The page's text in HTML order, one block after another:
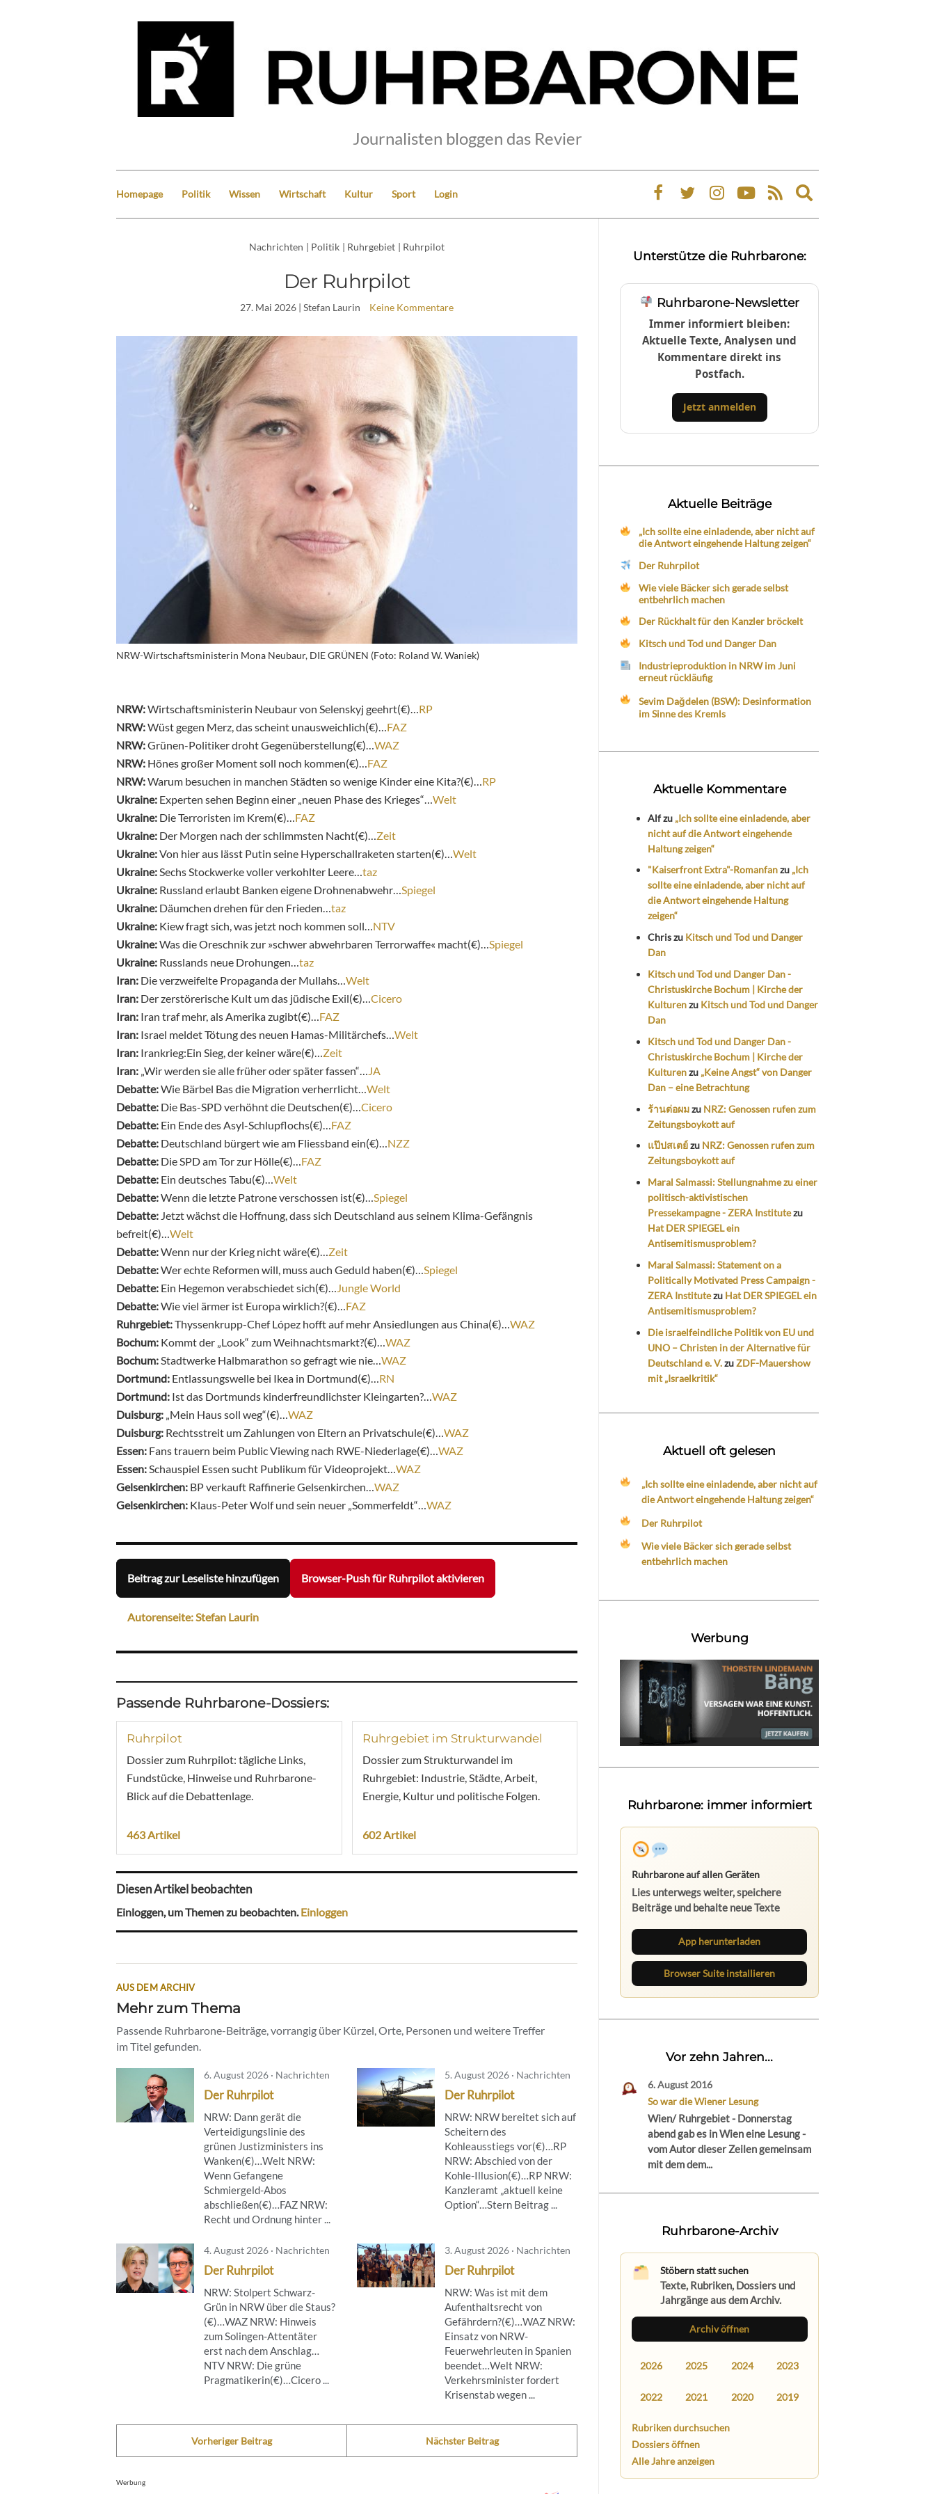
Journalisten bloggen das Revier
Homepage Politik Wissen Wirtschaft Kultur Sport Login
Expand
search
Nachrichten | Politik | Ruhrgebiet | Ruhrpilot
Der Ruhrpilot
27. Mai 2026 | Stefan Laurin Keine Kommentare
NRW-Wirtschaftsministerin Mona Neubaur, DIE GRÜNEN (Foto: Roland W. Waniek)
NRW:Wirtschaftsministerin Neubaur von Selenskyj geehrt(€)… RP
NRW:Wüst gegen Merz, das scheint unausweichlich(€)… FAZ
NRW:Grünen-Politiker droht Gegenüberstellung(€)… WAZ
NRW: Hönes großer Moment soll noch kommen(€)… FAZ
NRW:Warum besuchen in manchen Städten so wenige Kinder eine Kita?(€)… RP
Ukraine: Experten sehen Beginn einer „neuen Phase des Krieges“… Welt
Ukraine: Die Terroristen im Krem(€)… FAZ
Ukraine: Der Morgen nach der schlimmsten Nacht(€)… Zeit
Ukraine:Von hier aus lässt Putin seine Hyperschallraketen starten(€)… Welt
Ukraine: Sechs Stockwerke voller verkohlter Leere… taz
Ukraine: Russland erlaubt Banken eigene Drohnenabwehr… Spiegel
Ukraine: Däumchen drehen für den Frieden… taz
Ukraine: Kiew fragt sich, was jetzt noch kommen soll… NTV
Ukraine:Was die Oreschnik zur »schwer abwehrbaren Terrorwaffe« macht(€)… Spiegel
Ukraine: Russlands neue Drohungen… taz
Iran: Die verzweifelte Propaganda der Mullahs… Welt
Iran: Der zerstörerische Kult um das jüdische Exil(€)… Cicero
Iran: Iran traf mehr, als Amerika zugibt(€)… FAZ
Iran: Israel meldet Tötung des neuen Hamas-Militärchefs… Welt
Iran: Irankrieg:Ein Sieg, der keiner wäre(€)… Zeit
Iran: „Wir werden sie alle früher oder später fassen“…
JA
Debatte:Wie Bärbel Bas die Migration verherrlicht… Welt
Debatte: Die Bas-SPD verhöhnt die Deutschen(€)… Cicero
Debatte: Ein Ende des Asyl-Schlupflochs(€)… FAZ
Debatte: Deutschland bürgert wie am Fliessband ein(€)… NZZ
Debatte: Die SPD am Tor zur Hölle(€)… FAZ
Debatte: Ein deutsches Tabu(€)… Welt
Debatte:Wenn die letzte Patrone verschossen ist(€)… Spiegel
Debatte: Jetzt wächst die Hoffnung, dass sich Deutschland aus seinem Klima-Gefängnis
befreit(€)… Welt
Debatte:Wenn nur der Krieg nicht wäre(€)… Zeit
Debatte:Wer echte Reformen will, muss auch Geduld haben(€)… Spiegel
Debatte: Ein Hegemon verabschiedet sich(€)…
Jungle World
Debatte:Wie viel ärmer ist Europa wirklich?(€)… FAZ
Ruhrgebiet:Thyssenkrupp-Chef López hofft auf mehr Ansiedlungen aus China(€)… WAZ
Bochum: Kommt der „Look“ zum Weihnachtsmarkt?(€)… WAZ
Bochum: Stadtwerke Halbmarathon so gefragt wie nie… WAZ
Dortmund: Entlassungswelle bei Ikea in Dortmund(€)… RN
Dortmund: Ist das Dortmunds kinderfreundlichster Kleingarten?… WAZ
Duisburg: „Mein Haus soll weg“(€)… WAZ
Duisburg: Rechtsstreit um Zahlungen von Eltern an Privatschule(€)… WAZ
Essen: Fans trauern beim Public Viewing nach RWE-Niederlage(€)… WAZ
Essen: Schauspiel Essen sucht Publikum für Videoprojekt… WAZ
Gelsenkirchen: BP verkauft Raffinerie Gelsenkirchen… WAZ
Gelsenkirchen: Klaus-Peter Wolf und sein neuer „Sommerfeldt“… WAZ
Beitrag zur Leseliste hinzufügen Browser-Push für Ruhrpilot aktivieren
Autorenseite: Stefan Laurin
Passende Ruhrbarone-Dossiers:
Ruhrpilot
Dossier zum Ruhrpilot: tägliche Links,
Fundstücke, Hinweise und Ruhrbarone-
Blick auf die Debattenlage.
463 Artikel
Ruhrgebiet im Strukturwandel
Dossier zum Strukturwandel im
Ruhrgebiet: Industrie, Städte, Arbeit,
Energie, Kultur und politische Folgen.
602 Artikel
Diesen Artikel beobachten
Einloggen, um Themen zu beobachten.Einloggen
AUS DEM ARCHIV
Mehr zum Thema
Passende Ruhrbarone-Beiträge, vorrangig über Kürzel, Orte, Personen und weitere Treffer
im Titel gefunden.
6. August 2026 · Nachrichten
Der Ruhrpilot
NRW: Dann gerät die
Verteidigungslinie des
grünen Justizministers ins
Wanken(€)…Welt NRW:
Wenn Gefangene
Schmiergeld-Abos
abschließen(€)…FAZ NRW:
Recht und Ordnung hinter ...
5. August 2026 · Nachrichten
Der Ruhrpilot
NRW: NRW bereitet sich auf
Scheitern des
Kohleausstiegs vor(€)…RP
NRW: Abschied von der
Kohle-Illusion(€)…RP NRW:
Kanzleramt „aktuell keine
Option“…Stern Beitrag ...
4. August 2026 · Nachrichten
Der Ruhrpilot
NRW: Stolpert Schwarz-
Grün in NRW über die Staus?
(€)…WAZ NRW: Hinweis
zum Solingen-Attentäter
erst nach dem Anschlag…
NTV NRW: Die grüne
Pragmatikerin(€)…Cicero ...
3. August 2026 · Nachrichten
Der Ruhrpilot
NRW: Was ist mit dem
Aufenthaltsrecht von
Gefährdern?(€)…WAZ NRW:
Einsatz von NRW-
Feuerwehrleuten in Spanien
beendet…Welt NRW:
Verkehrsminister fordert
Krisenstab wegen ...
Vorheriger Beitrag Nächster Beitrag
Werbung
Unterstütze die Ruhrbarone:
Ruhrbarone-Newsletter
Immer informiert bleiben:
Aktuelle Texte, Analysen und
Kommentare direkt ins
Postfach.
Jetzt anmelden
Aktuelle Beiträge
„Ich sollte eine einladende, aber nicht auf
die Antwort eingehende Haltung zeigen“
Der Ruhrpilot
Wie viele Bäcker sich gerade selbst
entbehrlich machen
Der Rückhalt für den Kanzler bröckelt
Kitsch und Tod und Danger Dan
Industrieproduktion in NRW im Juni
erneut rückläufig
Sevim Dağdelen (BSW): Desinformation
im Sinne des Kremls
Aktuelle Kommentare
Alfzu „Ich sollte eine einladende, aber
nicht auf die Antwort eingehende
Haltung zeigen“
"Kaiserfront Extra"-Romanfanzu „Ich
sollte eine einladende, aber nicht auf
die Antwort eingehende Haltung
zeigen“
Chriszu Kitsch und Tod und Danger
Dan
Kitsch und Tod und Danger Dan -
Christuskirche Bochum | Kirche der
Kulturenzu Kitsch und Tod und Danger
Dan
Kitsch und Tod und Danger Dan -
Christuskirche Bochum | Kirche der
Kulturenzu „Keine Angst“ von Danger
Dan – eine Betrachtung
ร้านต่อผมzu NRZ: Genossen rufen zum
Zeitungsboykott auf
แป๊ปสเตย์zu NRZ: Genossen rufen zum
Zeitungsboykott auf
Maral Salmassi: Stellungnahme zu einer
politisch-aktivistischen
Pressekampagne - ZERA Institutezu
Hat DER SPIEGEL ein
Antisemitismusproblem?
Maral Salmassi: Statement on a
Politically Motivated Press Campaign -
ZERA Institutezu Hat DER SPIEGEL ein
Antisemitismusproblem?
Die israelfeindliche Politik von EU und
UNO – Christen in der Alternative für
Deutschland e. V.zuZDF-Mauershow
mit „Israelkritik“
Aktuell oft gelesen
„Ich sollte eine einladende, aber nicht auf
die Antwort eingehende Haltung zeigen“
Der Ruhrpilot
Wie viele Bäcker sich gerade selbst
entbehrlich machen
Werbung
Ruhrbarone: immer informiert
Ruhrbarone auf allen Geräten
Lies unterwegs weiter, speichere
Beiträge und behalte neue Texte
App herunterladen
Browser Suite installieren
Vor zehn Jahren...
6. August 2016
So war die Wiener Lesung
Wien/ Ruhrgebiet - Donnerstag
abend gab es in Wien eine Lesung -
vom Autor dieser Zeilen gemeinsam
mit dem dem...
Ruhrbarone-Archiv
Stöbern statt suchen
Texte, Rubriken, Dossiers und
Jahrgänge aus dem Archiv.
Archiv öffnen
2026 2025 2024 2023
2022 2021 2020 2019
Rubriken durchsuchen
Dossiers öffnen
Alle Jahre anzeigen